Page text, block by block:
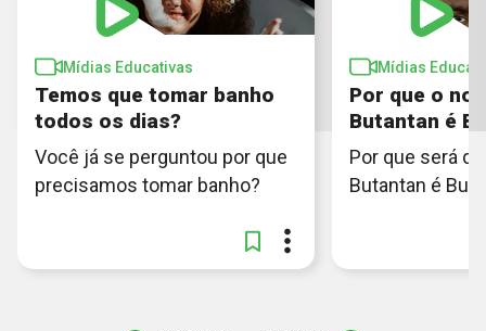
Mídias Educativas
Temos que tomar banho
todos os dias?
Você já se perguntou por que
precisamos tomar banho?
Mídias
Por que o
Butantan é
Por que será
Butantan é